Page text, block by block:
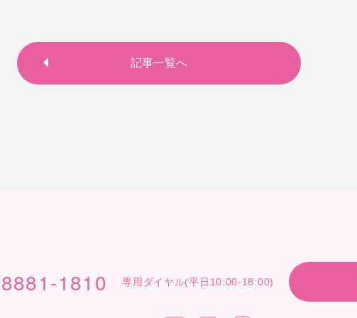
記事一覧へ
1810 専用ダイヤル(平日10:00-18:00)